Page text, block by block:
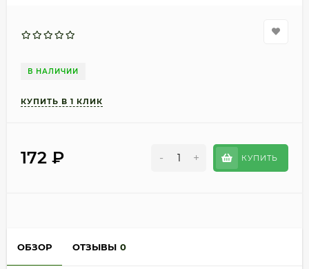
В НАЛИЧИИ
172 ₽ - + КУПИТЬ
ОБЗОР ОТЗЫВЫ 0